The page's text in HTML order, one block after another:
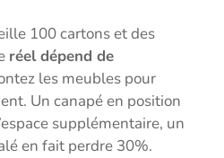
100 cartons et des
réel dépend de
les meubles pour
Un canapé en position
supplémentaire, un
en fait perdre 30%.